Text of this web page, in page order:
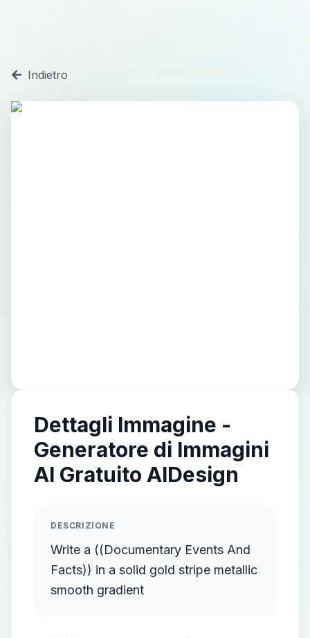
Indietro
Dettagli Immagine -
Generatore di Immagini
AI Gratuito AIDesign
DESCRIZIONE
Write a ((Documentary Events And
Facts)) in a solid gold stripe metallic
smooth gradient